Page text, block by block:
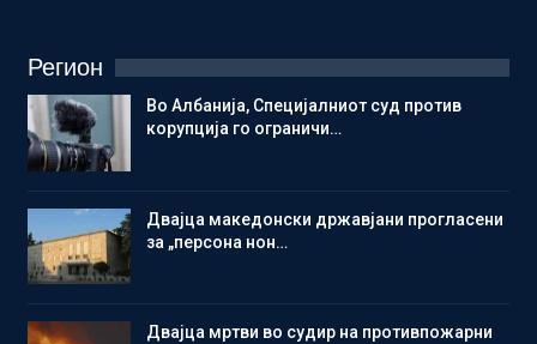
Регион
Во Албанија, Специјалниот суд против
корупција го ограничи…
Двајца македонски државјани прогласени
за „персона нон…
Двајца мртви во судир на противпожарни